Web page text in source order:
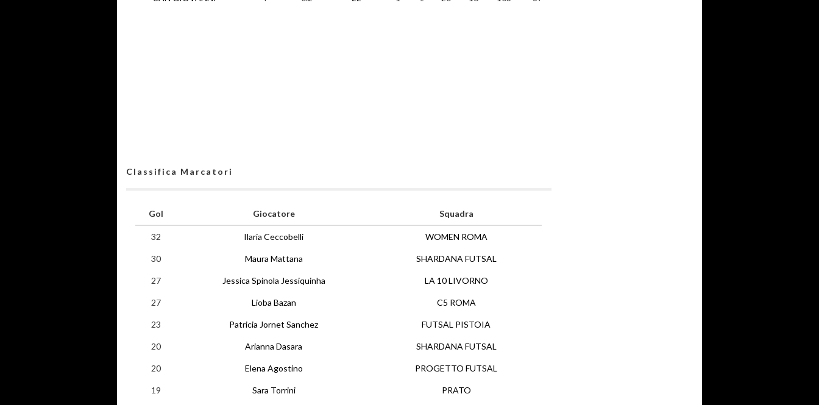
Classifica Marcatori
Gol Giocatore Squadra
32 Ilaria Ceccobelli WOMEN ROMA
30 Maura Mattana SHARDANA FUTSAL
27 Jessica Spinola Jessiquinha LA 10 LIVORNO
27 Lioba Bazan C5 ROMA
23 Patricia Jornet Sanchez FUTSAL PISTOIA
20 Arianna Dasara SHARDANA FUTSAL
20 Elena Agostino PROGETTO FUTSAL
19 Sara Torrini PRATO